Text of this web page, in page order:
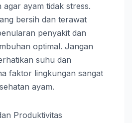
ayam tidak stress.
bersih dan terawat
penyakit dan
optimal. Jangan
suhu dan
faktor lingkungan sangat
ayam.
Produktivitas